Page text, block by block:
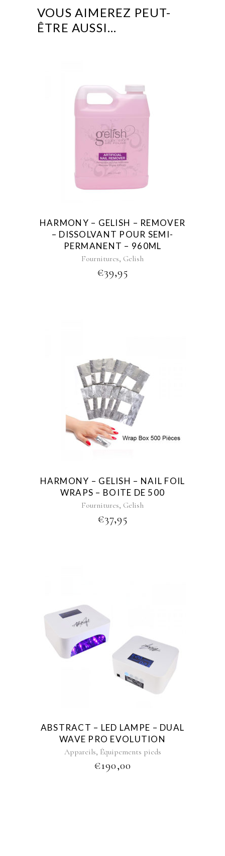
VOUS AIMEREZ PEUT-
ÊTRE AUSSI…
HARMONY – GELISH – REMOVER
– DISSOLVANT POUR SEMI-
PERMANENT – 960ML
Fournitures, Gelish
€39,95
HARMONY – GELISH – NAIL FOIL
WRAPS – BOITE DE 500
Fournitures, Gelish
€37,95
ABSTRACT – LED LAMPE – DUAL
WAVE PRO EVOLUTION
Appareils, Équipements pieds
€190,00